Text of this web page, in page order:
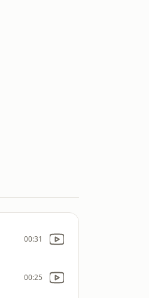
00:31
00:25